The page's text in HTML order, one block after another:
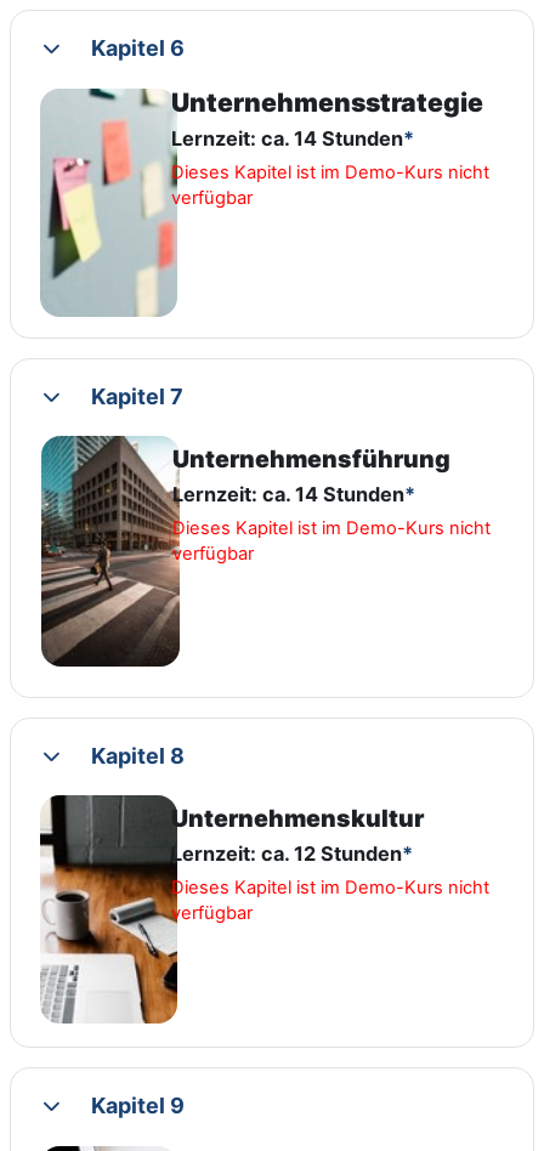
CollapseKapitel 6
Unternehmensstrategie
Lernzeit: ca. 14 Stunden*
Dieses Kapitel ist im Demo-Kurs nicht
verfügbar
CollapseKapitel 7
Unternehmensführung
Lernzeit: ca. 14 Stunden*
Dieses Kapitel ist im Demo-Kurs nicht
verfügbar
CollapseKapitel 8
Unternehmenskultur
Lernzeit: ca. 12 Stunden*
Dieses Kapitel ist im Demo-Kurs nicht
verfügbar
CollapseKapitel 9